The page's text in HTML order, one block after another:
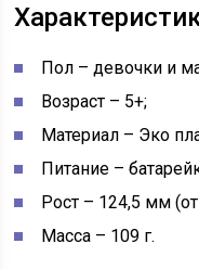
Пол – девочки и
Возраст – 5+;
Материал – Эко
Питание –
Рост – 124,5 мм
Масса – 109 г.